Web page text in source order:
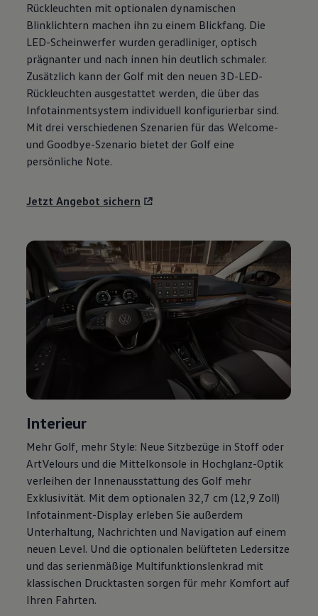
Motorenöl und Flüssigkeiten
Räder und Reifen
Pannen- und Unfallhilfe
Economy Service
Volkswagen Teile
Zubehör
Modellspezifisches Zubehör
Schutz und Pflege
Transport
Entertainment und Elektronik
Individualisieren
Wallbox und Ladekabel
Digitale Extras
Handy und Fahrzeug verbinden
Vorgängermodelle
Kundeninformationen
Volkswagen Kundenbetreuung
Warn- und Kontrollleuchten
Assistenzsysteme
Digitale Betriebsanleitung
Live Beratung
Magazin
Lifestyle
Transport
Volkswagen Kundenbetreuung
Rückleuchten mit optionalen dynamischen
Blinklichtern machen ihn zu einem Blickfang. Die
LED-Scheinwerfer wurden geradliniger, optisch
prägnanter und nach innen hin deutlich schmaler.
Zusätzlich kann der Golf mit den neuen 3D-LED-
Rückleuchten ausgestattet werden, die über das
Infotainmentsystem individuell konfigurierbar sind.
Mit drei verschiedenen Szenarien für das Welcome-
und Goodbye-Szenario bietet der Golf eine
persönliche Note.
Jetzt Angebot sichern
Interieur
Mehr Golf , mehr Style: Neue Sitzbezüge in Stoff oder
ArtVelours und die Mittelkonsole in Hochglanz-Optik
verleihen der Innenausstattung des Golf mehr
Exklusivität. Mit dem optionalen 32,7 cm (12,9 Zoll)
Infotainment-Display erleben Sie außerdem
Unterhaltung, Nachrichten und Navigation auf einem
neuen Level. Und die optionalen belüfteten Ledersitze
und das serienmäßige Multifunktionslenkrad mit
klassischen Drucktasten sorgen für mehr Komfort auf
Ihren Fahrten.